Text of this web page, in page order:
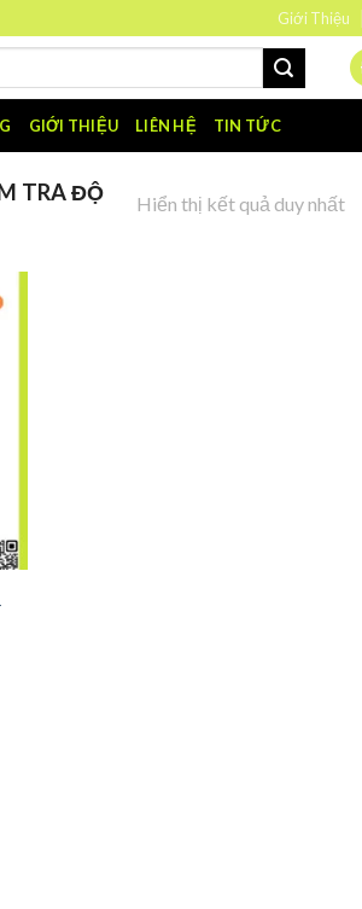
Giới Thiệu
GIỚI THIỆU LIÊN HỆ TIN TỨC
TRA ĐỘ
Hiển thị kết quả duy nhất